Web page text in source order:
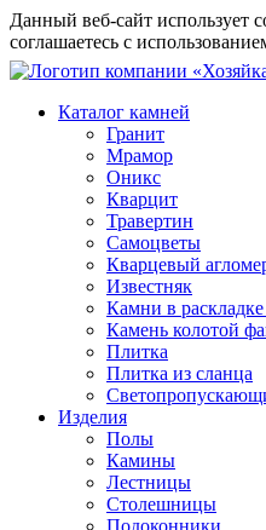
Данный веб-сайт использует
соглашаетесь с
Каталог камней
Гранит
Мрамор
Оникс
Кварцит
Травертин
Самоцветы
Кварцевый
Известняк
Камни в раскладке
Камень колотой
Плитка
Плитка из сланца
Изделия
Полы
Камины
Лестницы
Столешницы
Подоконники